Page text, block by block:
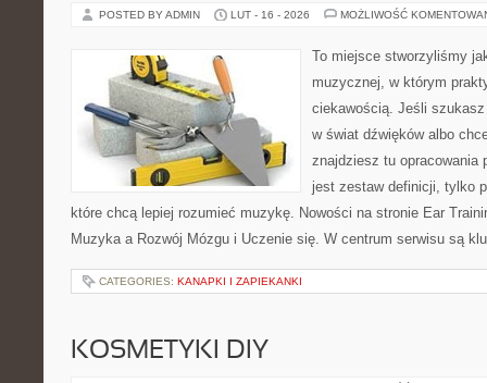
POSTED BY ADMIN LUT - 16 - 2026 MOŻLIWOŚĆ
To miejsce stworzyliśmy
muzycznej, w którym
ciekawością. Jeśli
w świat dźwięków albo
znajdziesz tu opracowania
jest zestaw definicji, tylko
które chcą lepiej rozumieć muzykę. Nowości na stronie Ear
Muzyka a Rozwój Mózgu i Uczenie się. W centrum serwisu są
CATEGORIES: KANAPKI I ZAPIEKANKI
KOSMETYKI DIY